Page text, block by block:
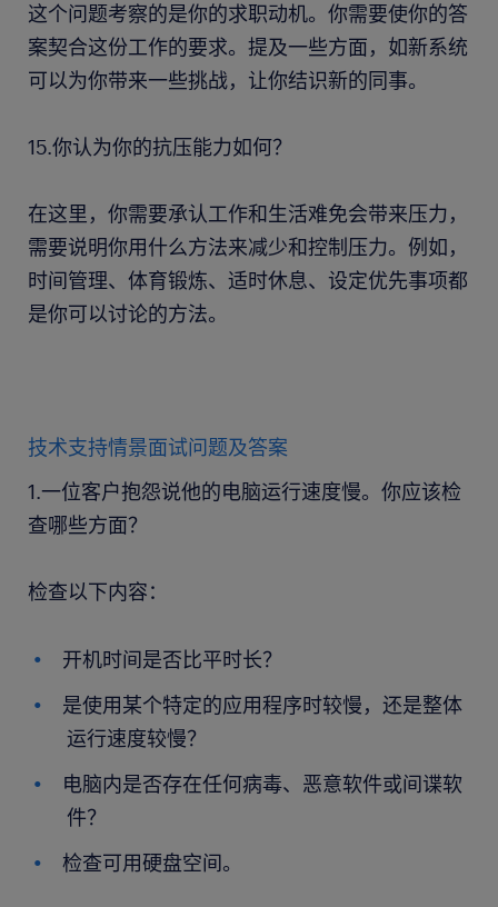
这个问题考察的是你的求职动机。你需要使你的答
案契合这份工作的要求。提及一些方面，如新系统
可以为你带来一些挑战，让你结识新的同事。
15.你认为你的抗压能力如何？
在这里，你需要承认工作和生活难免会带来压力，
需要说明你用什么方法来减少和控制压力。例如，
时间管理、体育锻炼、适时休息、设定优先事项都
是你可以讨论的方法。
技术支持情景面试问题及答案
1.一位客户抱怨说他的电脑运行速度慢。你应该检
查哪些方面？
检查以下内容：
开机时间是否比平时长？
是使用某个特定的应用程序时较慢，还是整体
运行速度较慢？
电脑内是否存在任何病毒、恶意软件或间谍软
件？
检查可用硬盘空间。